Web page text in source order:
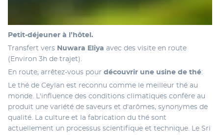
Petit-déjeuner à l’hôtel.
Transfert vers Nuwara Eliya avec des visite en route
(Environ 3h de trajet).
En route, arrêtez-vous pour découvrir une usine de thé:
Le thé de Ceylan est reconnu comme le meilleur thé au
monde. L'influence des conditions climatiques confère au
produit une variété de saveurs et d'arômes, synonymes de
qualité. La culture et la fabrication du thé sont
actuellement un processus scientifique et technique. Le Sri